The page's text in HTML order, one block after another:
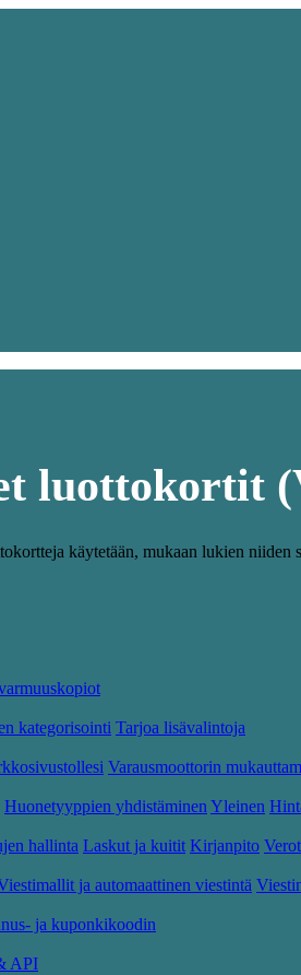
luottokortit
käytetään, mukaan lukien niiden
kategorisointi Tarjoa lisävalintoja
Varausmoottorin
Huonetyyppien yhdistäminen Yleinen
hallinta Laskut ja kuitit Kirjanpito
ja automaattinen viestintä
ja kuponkikoodin
API